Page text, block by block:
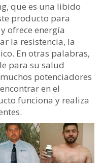
que es una libido
producto para
ofrece energía
la resistencia, la
En otras palabras,
para su salud
potenciadores
en el
funciona y realiza